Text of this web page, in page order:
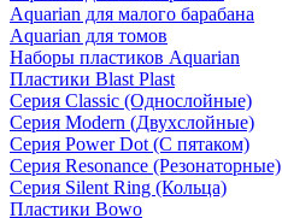
Aquarian для малого барабана
Aquarian для томов
Наборы пластиков Aquarian
Пластики Blast Plast
Серия Classic (Однослойные)
Серия Modern (Двухслойные)
Серия Power Dot (С пятаком)
Серия Resonance (Резонаторные)
Серия Silent Ring (Кольца)
Пластики Bowo